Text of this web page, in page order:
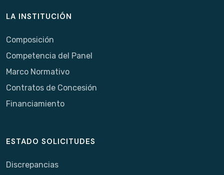
LA INSTITUCIÓN
Composición
Competencia del Panel
Marco Normativo
Contratos de Concesión
Financiamiento
ESTADO SOLICITUDES
Discrepancias